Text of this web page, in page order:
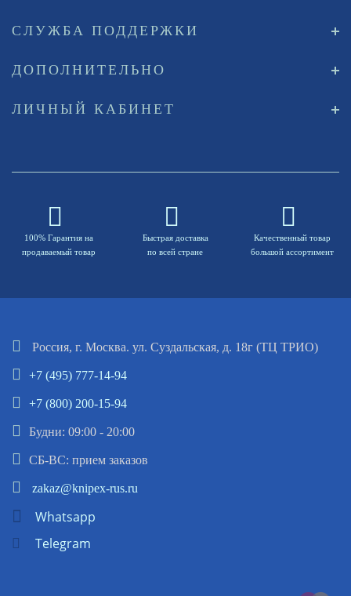
СЛУЖБА ПОДДЕРЖКИ
ДОПОЛНИТЕЛЬНО
ЛИЧНЫЙ КАБИНЕТ
100% Гарантия на
продаваемый товар
Быстрая доставка
по всей стране
Качественный товар
большой ассортимент
Россия, г. Москва. ул. Суздальская, д. 18г (ТЦ ТРИО)
+7 (495) 777-14-94
+7 (800) 200-15-94
Будни: 09:00 - 20:00
СБ-ВС: прием заказов
zakaz@knipex-rus.ru
Whatsapp
Telegram